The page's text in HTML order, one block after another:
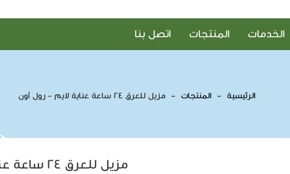
الخدمات المنتجات اتصل بنا
الرئيسية المنتجات مزيل للعرق 24 ساعة عناية لايم - رول أون
مزيل للعرق 24 ساعة عناية لايم - رول أون